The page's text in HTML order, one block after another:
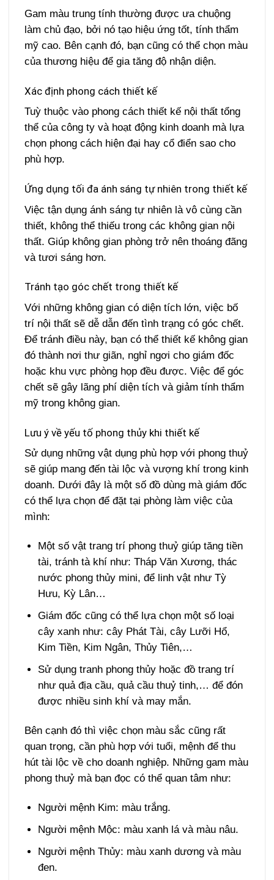
Gam màu trung tính thường được ưa chuộng
làm chủ đạo, bởi nó tạo hiệu ứng tốt, tính thẩm
mỹ cao. Bên cạnh đó, bạn cũng có thể chọn màu
của thương hiệu để gia tăng độ nhận diện.
Xác định phong cách thiết kế
Tuỳ thuộc vào phong cách thiết kế nội thất tổng
thể của công ty và hoạt động kinh doanh mà lựa
chọn phong cách hiện đại hay cổ điển sao cho
phù hợp.
Ứng dụng tối đa ánh sáng tự nhiên trong thiết kế
Việc tận dụng ánh sáng tự nhiên là vô cùng cần
thiết, không thể thiếu trong các không gian nội
thất. Giúp không gian phòng trở nên thoáng đãng
và tươi sáng hơn.
Tránh tạo góc chết trong thiết kế
Với những không gian có diện tích lớn, việc bố
trí nội thất sẽ dễ dẫn đến tình trạng có góc chết.
Để tránh điều này, bạn có thể thiết kế không gian
đó thành nơi thư giãn, nghỉ ngơi cho giám đốc
hoặc khu vực phòng họp đều được. Việc để góc
chết sẽ gây lãng phí diện tích và giảm tính thẩm
mỹ trong không gian.
Lưu ý về yếu tố phong thủy khi thiết kế
Sử dụng những vật dụng phù hợp với phong thuỷ
sẽ giúp mang đến tài lộc và vượng khí trong kinh
doanh. Dưới đây là một số đồ dùng mà giám đốc
có thể lựa chọn để đặt tại phòng làm việc của
mình:
Một số vật trang trí phong thuỷ giúp tăng tiền
tài, tránh tà khí như: Tháp Văn Xương, thác
nước phong thủy mini, để linh vật như Tỳ
Hưu, Kỳ Lân…
Giám đốc cũng có thể lựa chọn một số loại
cây xanh như: cây Phát Tài, cây Lưỡi Hổ,
Kim Tiền, Kim Ngân, Thủy Tiên,…
Sử dụng tranh phong thủy hoặc đồ trang trí
như quả địa cầu, quả cầu thuỷ tinh,… để đón
được nhiều sinh khí và may mắn.
Bên cạnh đó thì việc chọn màu sắc cũng rất
quan trọng, cần phù hợp với tuổi, mệnh để thu
hút tài lộc về cho doanh nghiệp. Những gam màu
phong thuỷ mà bạn đọc có thể quan tâm như:
Người mệnh Kim: màu trắng.
Người mệnh Mộc: màu xanh lá và màu nâu.
Người mệnh Thủy: màu xanh dương và màu
đen.